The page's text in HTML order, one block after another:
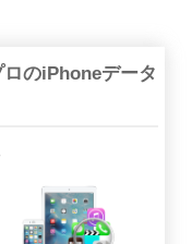
のiPhoneデータ